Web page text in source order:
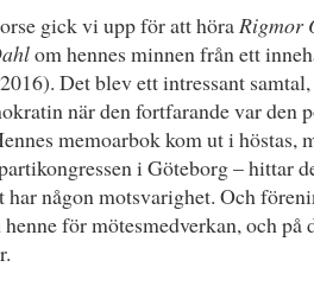
gick vi upp för att höraRigmor
om hennes minnen från ett
Det blev ett intressant
när den fortfarande var den
memoarbok kom ut i höstas,
i Göteborg – hittar
någon motsvarighet. Och
för mötesmedverkan, och på